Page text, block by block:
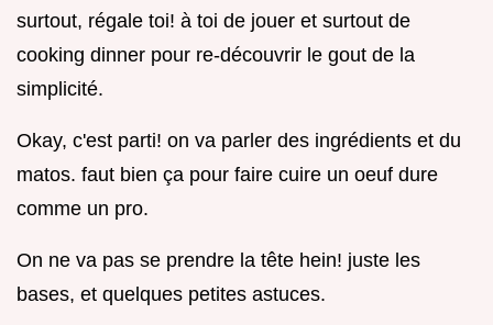
surtout, régale toi! à toi de jouer et surtout de
cooking dinner pour re-découvrir le gout de la
simplicité.
Okay, c'est parti! on va parler des ingrédients et du
matos. faut bien ça pour faire cuire un oeuf dure
comme un pro.
On ne va pas se prendre la tête hein! juste les
bases, et quelques petites astuces.